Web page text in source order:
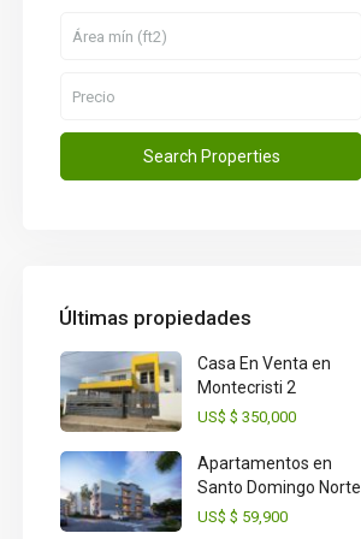
Últimas propiedades
Casa En Venta en
Montecristi 2
US$ $ 350,000
Apartamentos en
Santo Domingo Norte
US$ $ 59,900